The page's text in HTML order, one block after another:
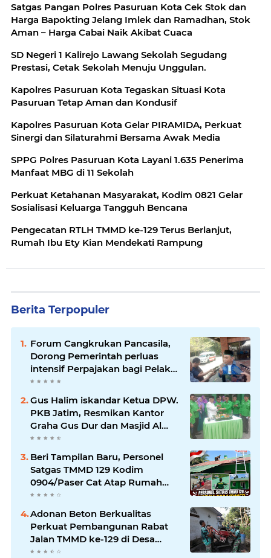
Satgas Pangan Polres Pasuruan Kota Cek Stok dan
Harga Bapokting Jelang Imlek dan Ramadhan, Stok
Aman – Harga Cabai Naik Akibat Cuaca
SD Negeri 1 Kalirejo Lawang Sekolah Segudang
Prestasi, Cetak Sekolah Menuju Unggulan.
Kapolres Pasuruan Kota Tegaskan Situasi Kota
Pasuruan Tetap Aman dan Kondusif
Kapolres Pasuruan Kota Gelar PIRAMIDA, Perkuat
Sinergi dan Silaturahmi Bersama Awak Media
SPPG Polres Pasuruan Kota Layani 1.635 Penerima
Manfaat MBG di 11 Sekolah
Perkuat Ketahanan Masyarakat, Kodim 0821 Gelar
Sosialisasi Keluarga Tangguh Bencana
Pengecatan RTLH TMMD ke-129 Terus Berlanjut,
Rumah Ibu Ety Kian Mendekati Rampung
Berita Terpopuler
Forum Cangkrukan Pancasila,
Dorong Pemerintah perluas
intensif Perpajakan bagi Pelaku
Usaha UMKM.
Gus Halim iskandar Ketua DPW.
PKB Jatim, Resmikan Kantor
Graha Gus Dur dan Masjid Al
Iskandariyah, dorong Jadi Pusat
Umat.
Beri Tampilan Baru, Personel
Satgas TMMD 129 Kodim
0904/Paser Cat Atap Rumah
Marbot
Adonan Beton Berkualitas
Perkuat Pembangunan Rabat
Jalan TMMD ke-129 di Desa
Ledoktempuro